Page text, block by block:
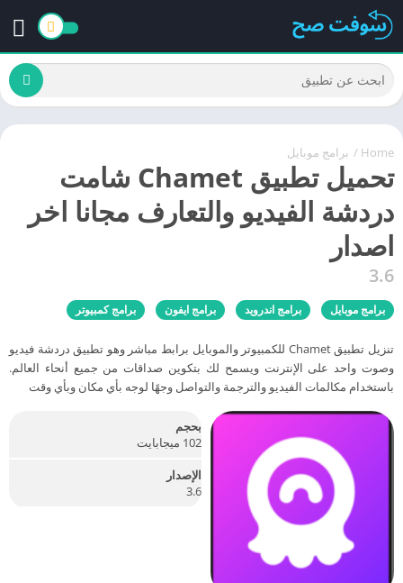
Home
/ برامج موبايل
تحميل تطبيق Chamet شامت
دردشة الفيديو والتعارف مجانا اخر
اصدار
3.6
برامج موبايل برامج اندرويد برامج ايفون برامج كمبيوتر
تنزيل تطبيق Chamet للكمبيوتر والموبايل برابط مباشر وهو تطبيق دردشة فيديو
وصوت واحد على الإنترنت ويسمح لك بتكوين صداقات من جميع أنحاء العالم.
باستخدام مكالمات الفيديو والترجمة والتواصل وجهًا لوجه بأي مكان وبأي وقت
بحجم
102 ميجابايت
الإصدار
3.6